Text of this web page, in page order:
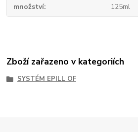
množství 125ml
Zboží zařazeno v kategoriích
SYSTÉM EPILL OF